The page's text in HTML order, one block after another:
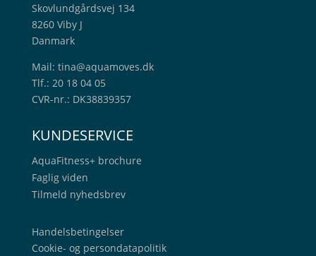
Skovlundgårdsvej 134
8260 Viby J
Danmark
Mail: tina@aquamoves.dk
Tlf.: 20 18 04 05
CVR-nr.: DK38839357
KUNDESERVICE
AquaFitness+ brochure
Faglig viden
Tilmeld nyhedsbrev
Handelsbetingelser
Cookie- og persondatapolitik